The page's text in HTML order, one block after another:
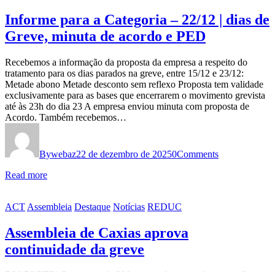
Informe para a Categoria – 22/12 | dias de
Greve, minuta de acordo e PED
Recebemos a informação da proposta da empresa a respeito do
tratamento para os dias parados na greve, entre 15/12 e 23/12:
Metade abono Metade desconto sem reflexo Proposta tem validade
exclusivamente para as bases que encerrarem o movimento grevista
até às 23h do dia 23 A empresa enviou minuta com proposta de
Acordo. Também recebemos…
Bywebaz22 de dezembro de 20250Comments
Read more
ACT Assembleia Destaque Notícias REDUC
Assembleia de Caxias aprova
continuidade da greve